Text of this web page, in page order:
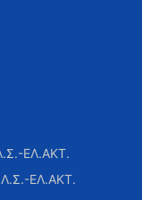
ΕΛ.ΑΚΤ.
Λ.Σ.-ΕΛ.ΑΚΤ.